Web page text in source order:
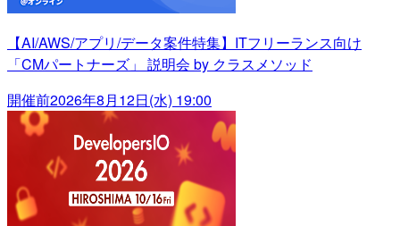
【AI/AWS/アプリ/データ案件特集】ITフリーランス向け
「CMパートナーズ」 説明会 by クラスメソッド
開催前2026年8月12日(水) 19:00